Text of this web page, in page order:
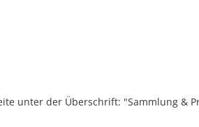
unter der Überschrift: "Sammlung &